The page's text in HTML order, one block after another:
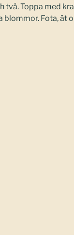
två. Toppa med
blommor. Fota, ät